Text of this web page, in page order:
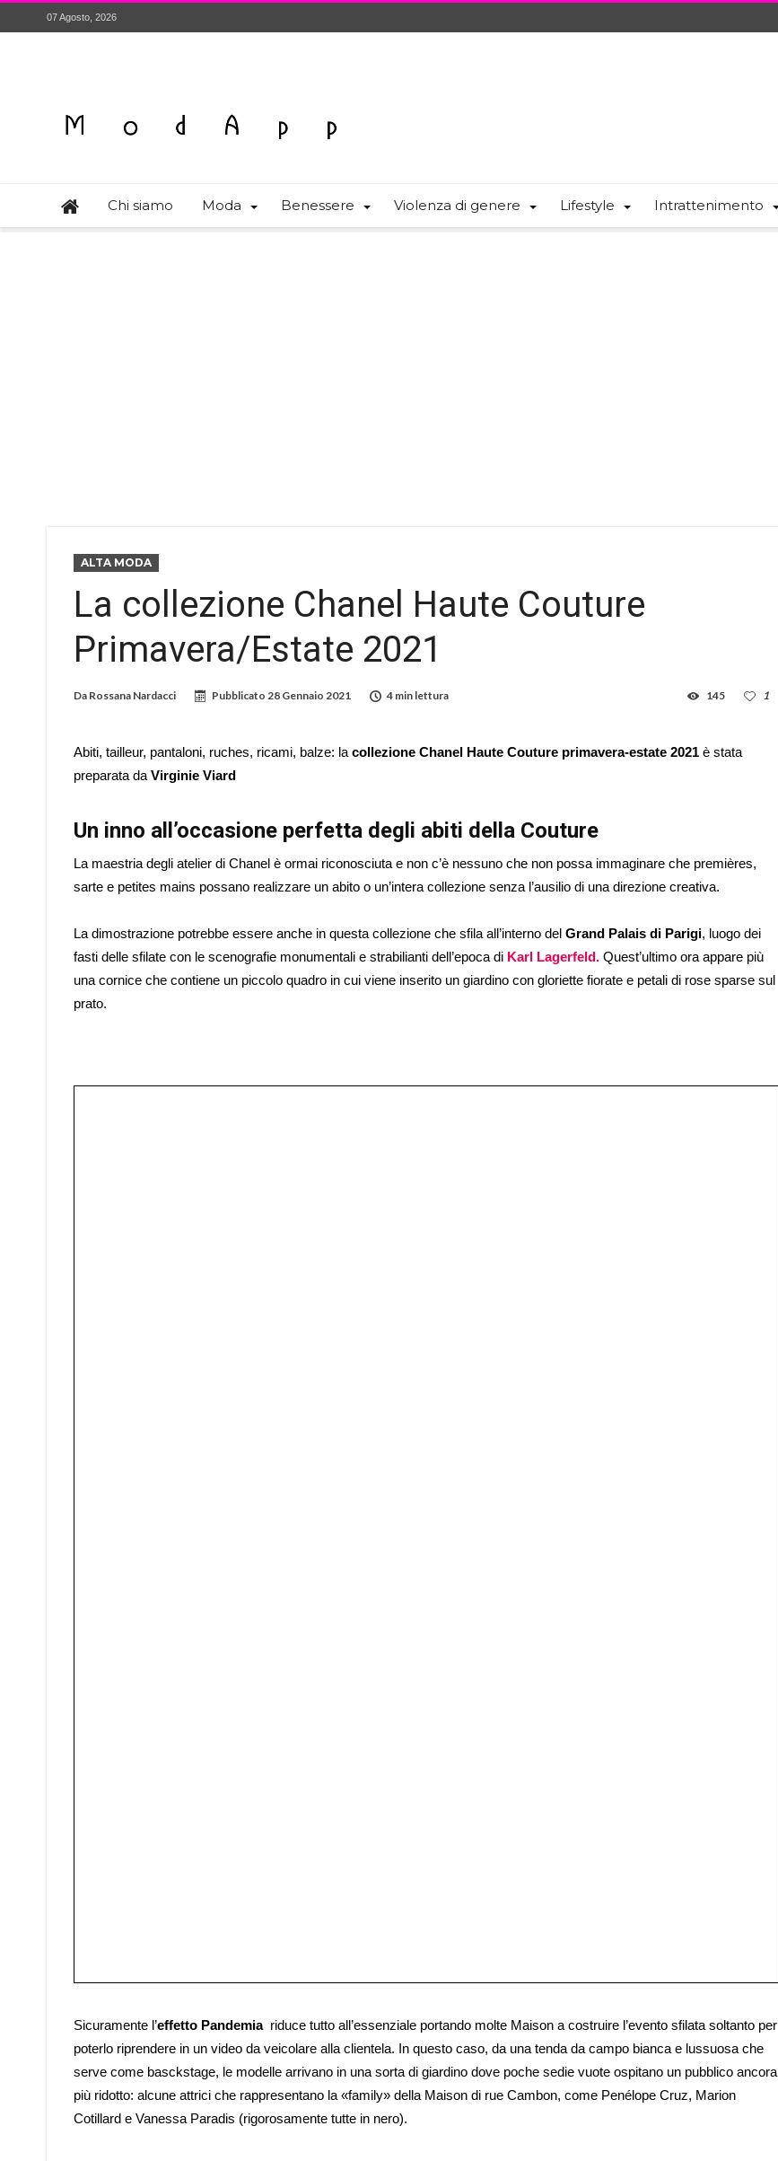
07 Agosto, 2026
Chi siamo Moda Benessere Violenza di genere Lifestyle Intrattenimento
ALTA MODA
La collezione Chanel Haute Couture
Primavera/Estate 2021
Da Rossana Nardacci Pubblicato 28 Gennaio 2021 4 min lettura 1
145
Abiti, tailleur, pantaloni, ruches, ricami, balze: la collezione Chanel Haute Couture primavera-estate 2021 è stata
preparata da Virginie Viard
Un inno all’occasione perfetta degli abiti della Couture
La maestria degli atelier di Chanel è ormai riconosciuta e non c’è nessuno che non possa immaginare che premières,
sarte e petites mains possano realizzare un abito o un’intera collezione senza l’ausilio di una direzione creativa.
La dimostrazione potrebbe essere anche in questa collezione che sfila all’interno del Grand Palais di Parigi, luogo dei
fasti delle sfilate con le scenografie monumentali e strabilianti dell’epoca di Karl Lagerfeld. Quest’ultimo ora appare più
una cornice che contiene un piccolo quadro in cui viene inserito un giardino con gloriette fiorate e petali di rose sparse sul
prato.
Sicuramente l’effetto Pandemiariduce tutto all’essenziale portando molte Maison a costruire l’evento sfilata soltanto per
poterlo riprendere in un video da veicolare alla clientela. In questo caso, da una tenda da campo bianca e lussuosa che
serve come basckstage, le modelle arrivano in una sorta di giardino dove poche sedie vuote ospitano un pubblico ancora
più ridotto: alcune attrici che rappresentano la «family» della Maison di rue Cambon, come Penélope Cruz, Marion
Cotillard e Vanessa Paradis (rigorosamente tutte in nero).